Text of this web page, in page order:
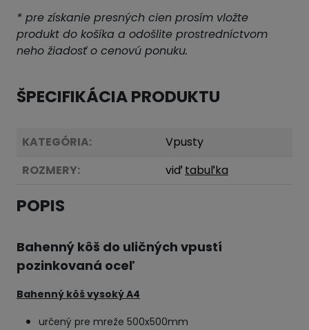
* pre získanie presných cien prosím vložte
produkt do košíka a odošlite prostredníctvom
neho žiadosť o cenovú ponuku.
ŠPECIFIKÁCIA PRODUKTU
KATEGÓRIA:
Vpusty
ROZMERY:
viď tabuľka
POPIS
Bahenný kôš do uličných vpustí
pozinkovaná oceľ
Bahenný kôš vysoký A4
určený pre mreže 500x500mm